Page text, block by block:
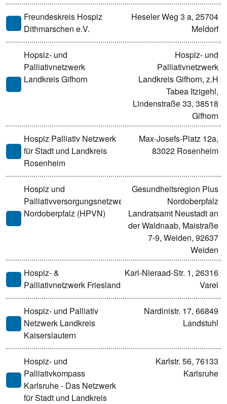
Freundeskreis Hospiz
Dithmarschen e.V.
Heseler Weg 3 a, 25704
Meldorf
Hopsiz- und
Palliativnetzwerk
Landkreis Gifhorn
Hospiz- und
Palliativnetzwerk
Landkreis Gifhorn, z.H
Tabea Itzigehl,
Lindenstraße 33, 38518
Gifhorn
Hospiz Palliativ Netzwerk
für Stadt und Landkreis
Rosenheim
Max-Josefs-Platz 12a,
83022 Rosenheim
Hospiz und
Palliativversorgungsnetzwerk
Nordoberpfalz (HPVN)
Gesundheitsregion Plus
Nordoberpfalz
Landratsamt Neustadt an
der Waldnaab, Maistraße
7-9, Weiden, 92637
Weiden
Hospiz- &
Palliativnetzwerk Friesland
Karl-Nieraad-Str. 1, 26316
Varel
Hospiz- und Palliativ
Netzwerk Landkreis
Kaiserslautern
Nardinistr. 17, 66849
Landstuhl
Hospiz- und
Palliativkompass
Karlsruhe - Das Netzwerk
für Stadt und Landkreis
Karlstr. 56, 76133
Karlsruhe